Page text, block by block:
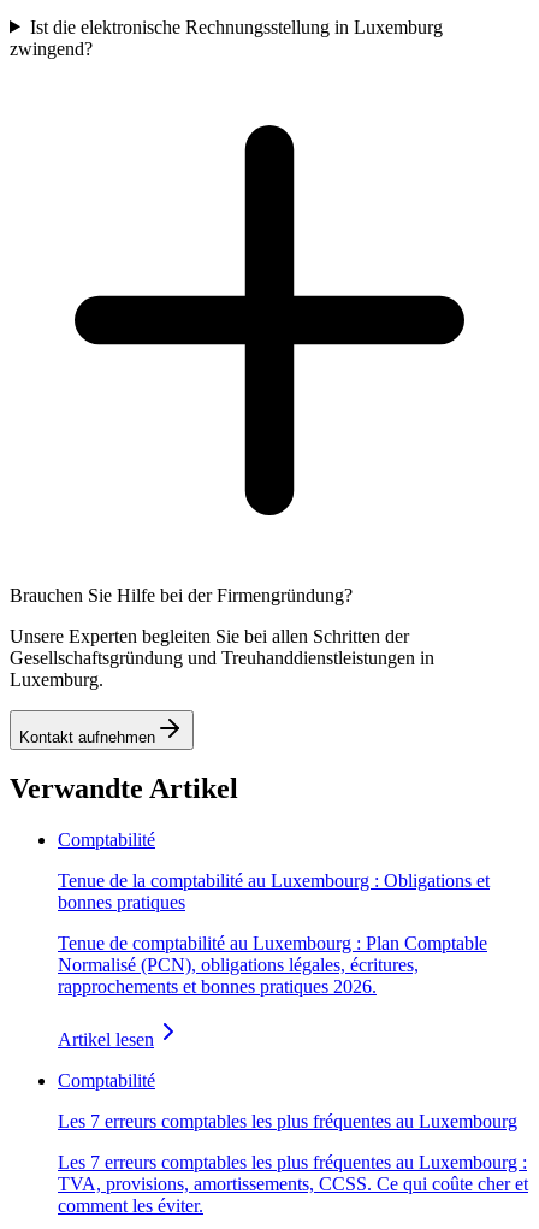
Ist die elektronische Rechnungsstellung in Luxemburg
zwingend?
Brauchen Sie Hilfe bei der Firmengründung?
Unsere Experten begleiten Sie bei allen Schritten der
Gesellschaftsgründung und Treuhanddienstleistungen in
Luxemburg.
Kontakt aufnehmen
Verwandte Artikel
Comptabilité
Tenue de la comptabilité au Luxembourg : Obligations et
bonnes pratiques
Tenue de comptabilité au Luxembourg : Plan Comptable
Normalisé (PCN), obligations légales, écritures,
rapprochements et bonnes pratiques 2026.
Artikel lesen
Comptabilité
Les 7 erreurs comptables les plus fréquentes au Luxembourg
Les 7 erreurs comptables les plus fréquentes au Luxembourg :
TVA, provisions, amortissements, CCSS. Ce qui coûte cher et
comment les éviter.